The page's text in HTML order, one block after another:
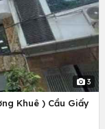
3
Khuê ) Cầu Giấy